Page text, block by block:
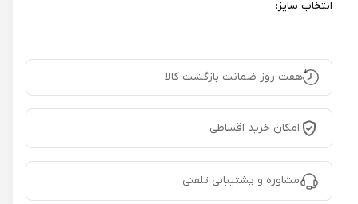
انتخاب سایز:
هفت روز ضمانت بازگشت کالا
امکان خرید اقساطی
مشاوره و پشتیبانی تلفنی